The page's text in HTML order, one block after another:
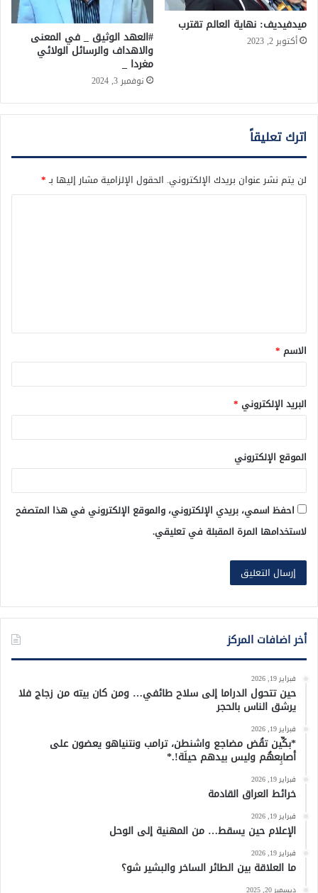
ميدفيديف: نهاية العالم تقترب
أكتوبر 2, 2023 #العهد الوثيق _ في المعنى
والاهداف والرسائل الولائي
مغردا _
نوفمبر 3, 2024
اترك تعليقاً
لن يتم نشر عنوان بريدك الإلكتروني. الحقول الإلزامية مشار إليها بـ*
ق
*
الاسم *
البريد الإلكتروني *
الموقع الإلكتروني
احفظ اسمي، بريدي الإلكتروني، والموقع الإلكتروني في هذا المتصفح
لاستخدامها المرة المقبلة في تعليقي.
أخر اضافات المركز
فبراير 19, 2026
حين تتحول الدراما إلى سلاح طائفي… ومن كان بيته من زجاج فلا
يرشق الناس بالحجر
فبراير 19, 2026
*بكِّين تقُض مضاجع واشنطن، ترامب ونتنياهو يعضون على
أصابِعهُم وليس بيدهم حيلَة!.*
فبراير 19, 2026
خرائط العراق القادمة
فبراير 19, 2026
الإعلام حين يسقط… من المهنية إلى الوحل
فبراير 19, 2026
ما العلاقة بين الطائر الساخر والبشير شو؟
ديسمبر 20, 2025